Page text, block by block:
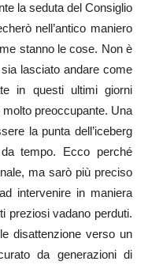
la seduta del Consiglio
nell’antico maniero
stanno le cose. Non è
lasciato andare come
in questi ultimi giorni
preoccupante. Una
la punta dell’iceberg
tempo. Ecco perché
ma sarò più preciso
intervenire in maniera
preziosi vadano perduti.
disattenzione verso un
da generazioni di